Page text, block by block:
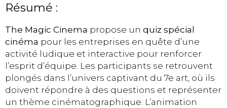
Résumé :
The Magic Cinema propose un quiz spécial
cinéma pour les entreprises en quête d’une
activité ludique et interactive pour renforcer
l’esprit d’équipe. Les participants se retrouvent
plongés dans l’univers captivant du 7e art, où ils
doivent répondre à des questions et représenter
un thème cinématographique. L’animation